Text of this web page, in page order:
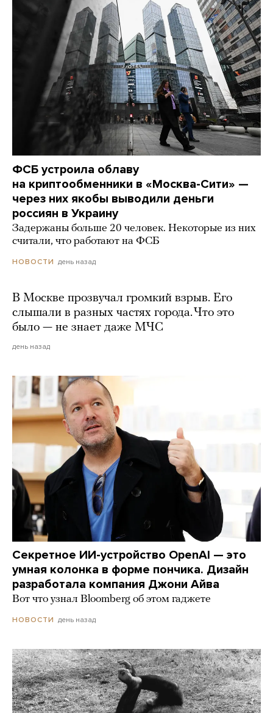
ФСБ устроила облаву
на криптообменники в «Москва-Сити» —
через них якобы выводили деньги
россиян в Украину
Задержаны больше 20 человек. Некоторые из них
считали, что работают на ФСБ
НОВОСТИ день назад
В Москве прозвучал громкий взрыв. Его
слышали в разных частях города. Что это
было — не знает даже МЧС
день назад
Секретное ИИ-устройство OpenAI — это
умная колонка в форме пончика. Дизайн
разработала компания Джони Айва
Вот что узнал Bloomberg об этом гаджете
НОВОСТИ день назад